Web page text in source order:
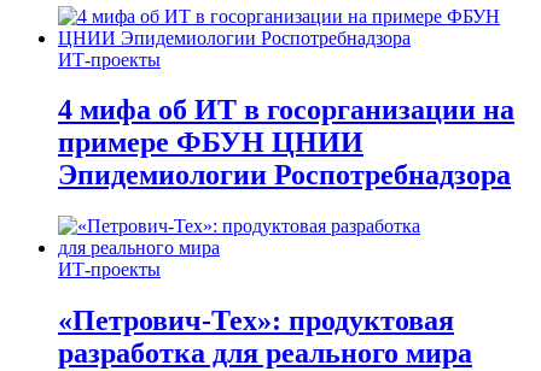
ИТ-проекты
4 мифа об ИТ в госорганизации на
примере ФБУН ЦНИИ
Эпидемиологии Роспотребнадзора
ИТ-проекты
«Петрович-Тех»: продуктовая
разработка для реального мира